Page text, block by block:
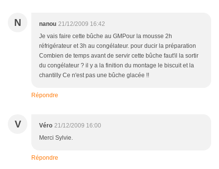
N nanou 21/12/2009 16:42
Je vais faire cette bûche au GMPour la mousse 2h
réfrigérateur et 3h au congélateur. pour ducir la préparation
Combien de temps avant de servir cette bûche faut'il la sortir
du congélateur ? il y a la finition du montage le biscuit et la
chantilly Ce n'est pas une bûche glacée !!
Répondre
V Véro 21/12/2009 16:00
Merci Sylvie.
Répondre